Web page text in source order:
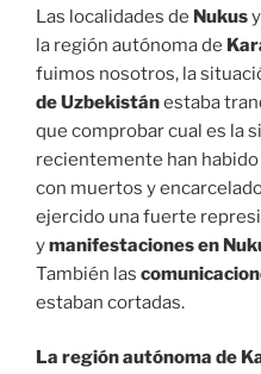
Las localidades de Nukusy
la región autónoma de
fuimos nosotros, la
de Uzbekistánestaba
que comprobar cual es la
recientemente han
con muertos y
ejercido una fuerte
ymanifestaciones en
También las
estaban cortadas.
La región autónoma de